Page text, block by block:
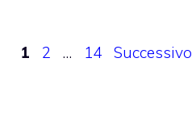
Pagina
1 Pagina
2 … Pagina
14 Successivo